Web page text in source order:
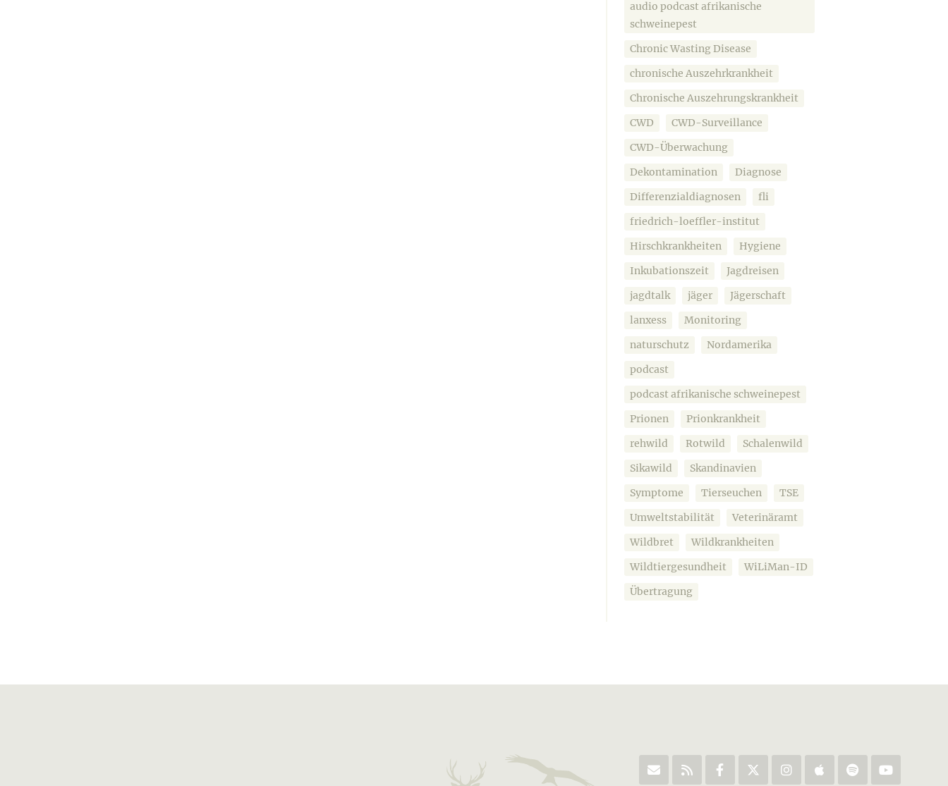
audio podcast afrikanische
schweinepest
Chronic Wasting Disease
chronische Auszehrkrankheit
Chronische Auszehrungskrankheit
CWD
CWD-Surveillance
CWD-Überwachung
Dekontamination
Diagnose
Differenzialdiagnosen
fli
friedrich-loeffler-institut
Hirschkrankheiten
Hygiene
Inkubationszeit
Jagdreisen
jagdtalk
jäger
Jägerschaft
lanxess
Monitoring
naturschutz
Nordamerika
podcast
podcast afrikanische schweinepest
Prionen
Prionkrankheit
rehwild
Rotwild
Schalenwild
Sikawild
Skandinavien
Symptome
Tierseuchen
TSE
Umweltstabilität
Veterinäramt
Wildbret
Wildkrankheiten
Wildtiergesundheit
WiLiMan-ID
Übertragung